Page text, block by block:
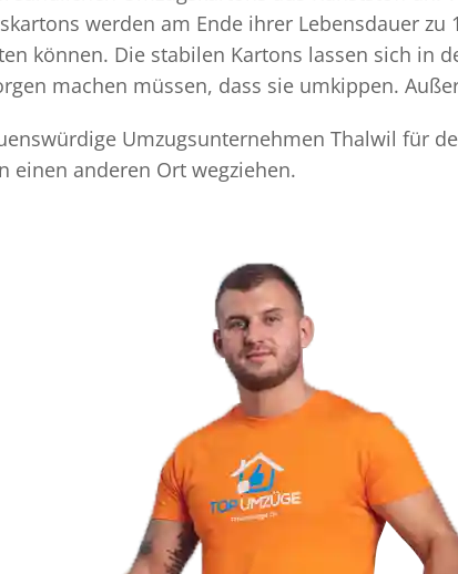
werden am Ende ihrer Lebensdauer zu
können. Die stabilen Kartons lassen sich in
machen müssen, dass sie umkippen.
Umzugsunternehmen Thalwil für
einen anderen Ort wegziehen.